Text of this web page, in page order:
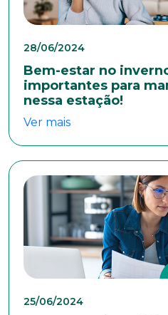
28/06/2024
Bem-estar no
importantes para
nessa estação!
Ver mais
25/06/2024
E-mail*
Telefone